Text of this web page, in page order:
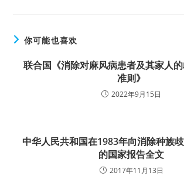
你可能也喜欢
联合国《消除对麻风病患者及其家人
准则》
2022年9月15日
中华人民共和国在1983年向消除种族
的国家报告全文
2017年11月13日